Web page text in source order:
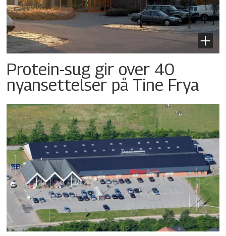
Protein-sug gir over 40
nyansettelser på Tine Frya